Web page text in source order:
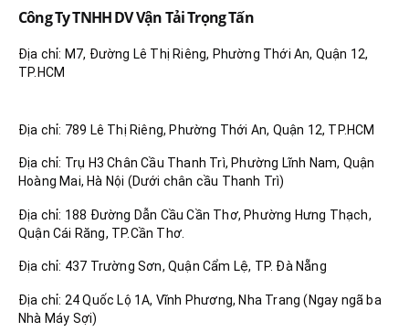
Công Ty TNHH DV Vận Tải Trọng Tấn
Địa chỉ: M7, Đường Lê Thị Riêng, Phường Thới An, Quận 12,
TP.HCM
Địa chỉ: 789 Lê Thị Riêng, Phường Thới An, Quận 12, TP.HCM
Địa chỉ: Trụ H3 Chân Cầu Thanh Trì, Phường Lĩnh Nam, Quận
Hoàng Mai, Hà Nội (Dưới chân cầu Thanh Trì)
Địa chỉ: 188 Đường Dẫn Cầu Cần Thơ, Phường Hưng Thạch,
Quận Cái Răng, TP.Cần Thơ.
Địa chỉ: 437 Trường Sơn, Quận Cẩm Lệ, TP. Đà Nẵng
Địa chỉ: 24 Quốc Lộ 1A, Vĩnh Phương, Nha Trang (Ngay ngã ba
Nhà Máy Sợi)